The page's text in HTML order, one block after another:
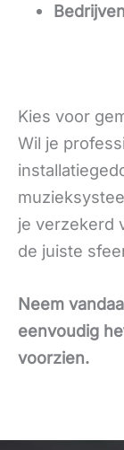
Kies voor
Wil je
je verzekerd
de juiste
Neem
eenvoudig
voorzien.